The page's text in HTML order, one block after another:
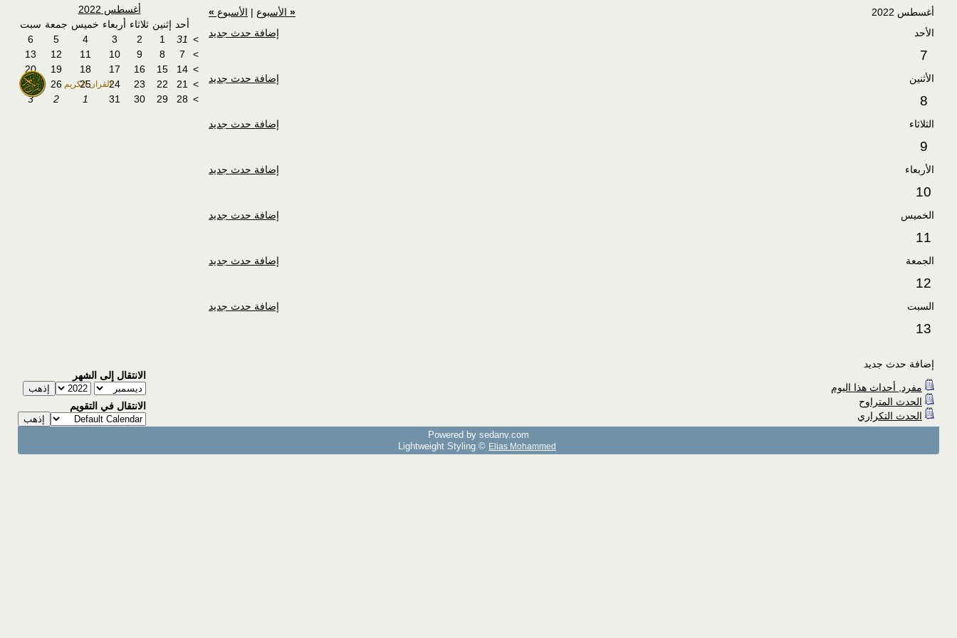
القران الكريم
« الأسبوع | الأسبوع »
أغسطس 2022
إضافة حدث جديد
الأحد
7
إضافة حدث جديد الأثنين
8
إضافة حدث جديد الثلاثاء
9
إضافة حدث جديد الأربعاء
10
إضافة حدث جديد الخميس
11
إضافة حدث جديد الجمعة
12
إضافة حدث جديد السبت
13
أغسطس 2022
أحد إثنين ثلاثاء أربعاء خميس جمعة سبت
>
31
1
2
3
4
5
6
>
7
8
9
10
11
12
13
>
14
15
16
17
18
19
20
>
21
22
23
24
25
26
27
>
28
29
30
31
1
2
3
إضافة حدث جديد
مفرد, أحداث هذا اليوم
الحدث المتراوح
الحدث التكراري
الانتقال إلى الشهر
الانتقال في التقويم
Powered by sedany.com
Lightweight Styling © Elias Mohammed